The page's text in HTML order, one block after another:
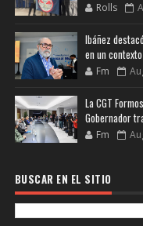
Rolls
Ibáñez
en un
Fm
La CGT
Gobernador
Fm
BUSCAR EN EL SITIO